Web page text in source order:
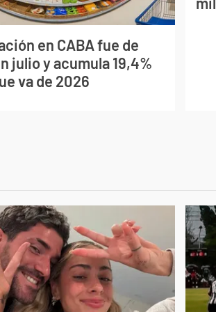
en CABA fue de
julio y acumula 19,4%
va de 2026